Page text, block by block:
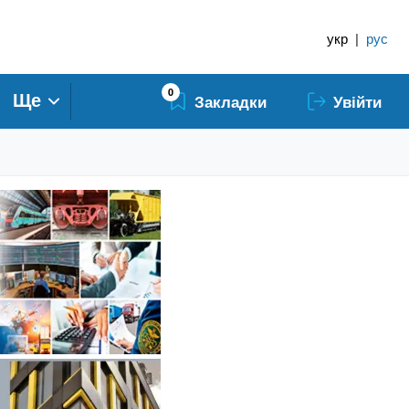
укр | рус
Ще 0 Закладки Увійти